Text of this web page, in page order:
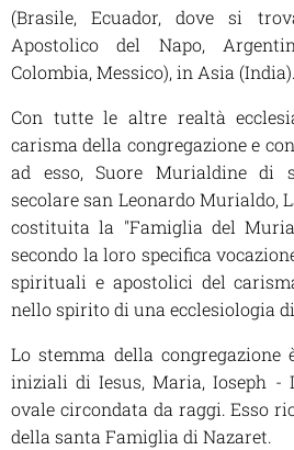
(Brasile, Ecuador, dove si
Apostolico del Napo,
Colombia, Messico), in Asia (India).
Con tutte le altre realtà
carisma della congregazione e
ad esso, Suore Murialdine di
secolare san Leonardo Murialdo,
costituita la "Famiglia del
secondo la loro specifica
spirituali e apostolici del
nello spirito di una ecclesiologia
Lo stemma della
iniziali di Iesus, Maria, Ioseph -
ovale circondata da raggi. Esso
della santa Famiglia di Nazaret.